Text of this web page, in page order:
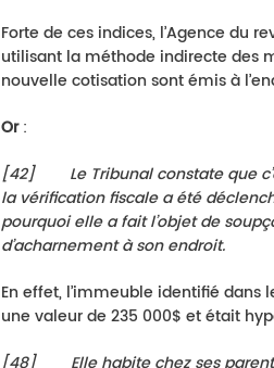
Forte de ces indices, l’Agence du
utilisant la méthode indirecte des
nouvelle cotisation sont émis à
Or:
[42]
Le Tribunal constate que
la vérification fiscale a été
pourquoi elle a fait l’objet de
d’acharnement à son endroit.
En effet, l’immeuble identifié
une valeur de 235 000$ et était